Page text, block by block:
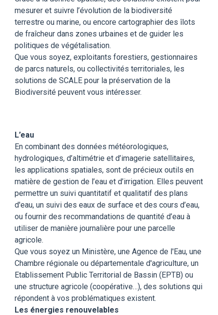
mesurer et suivre l’évolution de la biodiversité
terrestre ou marine, ou encore cartographier des îlots
de fraîcheur dans zones urbaines et de guider les
politiques de végétalisation.
Que vous soyez, exploitants forestiers, gestionnaires
de parcs naturels, ou collectivités territoriales, les
solutions de SCALE pour la préservation de la
Biodiversité peuvent vous intéresser.
L’eau
En combinant des données météorologiques,
hydrologiques, d’altimétrie et d’imagerie satellitaires,
les applications spatiales, sont de précieux outils en
matière de gestion de l’eau et d’irrigation. Elles peuvent
permettre un suivi quantitatif et qualitatif des plans
d'eau, un suivi des eaux de surface et des cours d’eau,
ou fournir des recommandations de quantité d’eau à
utiliser de manière journalière pour une parcelle
agricole.
Que vous soyez un Ministère, une Agence de l'Eau, une
Chambre régionale ou départementale d'agriculture, un
Etablissement Public Territorial de Bassin (EPTB) ou
une structure agricole (coopérative…), des solutions qui
répondent à vos problématiques existent.
Les énergies renouvelables